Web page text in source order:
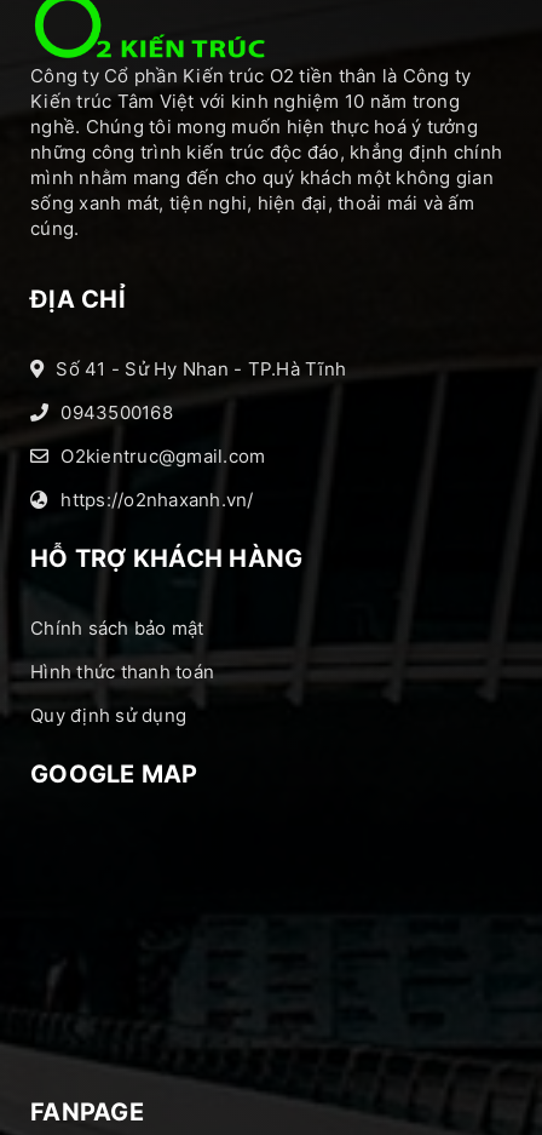
Công ty Cổ phần Kiến trúc O2 tiền thân là Công ty
Kiến trúc Tâm Việt với kinh nghiệm 10 năm trong
nghề. Chúng tôi mong muốn hiện thực hoá ý tưởng
những công trình kiến trúc độc đáo, khẳng định chính
mình nhằm mang đến cho quý khách một không gian
sống xanh mát, tiện nghi, hiện đại, thoải mái và ấm
cúng.
ĐỊA CHỈ
Số 41 - Sử Hy Nhan - TP.Hà Tĩnh
0943500168
O2kientruc@gmail.com
https://o2nhaxanh.vn/
HỖ TRỢ KHÁCH HÀNG
Chính sách bảo mật
Hình thức thanh toán
Quy định sử dụng
GOOGLE MAP
FANPAGE